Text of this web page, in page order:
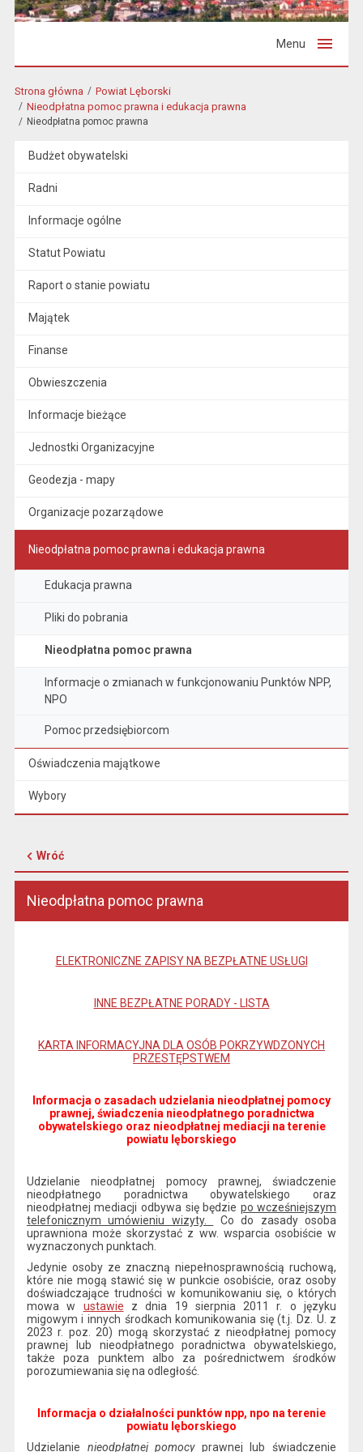
Menu
Strona główna
Powiat Lęborski
Nieodpłatna pomoc prawna i edukacja prawna
Nieodpłatna pomoc prawna
Budżet obywatelski
Radni
Informacje ogólne
Statut Powiatu
Raport o stanie powiatu
Majątek
Finanse
Obwieszczenia
Informacje bieżące
Jednostki Organizacyjne
Geodezja - mapy
Organizacje pozarządowe
Nieodpłatna pomoc prawna i edukacja prawna
Edukacja prawna
Pliki do pobrania
Nieodpłatna pomoc prawna
Informacje o zmianach w funkcjonowaniu Punktów NPP,
NPO
Pomoc przedsiębiorcom
Oświadczenia majątkowe
Wybory
Wróć
Nieodpłatna pomoc prawna
ELEKTRONICZNE ZAPISY NA BEZPŁATNE USŁUGI
INNE BEZPŁATNE PORADY - LISTA
KARTA INFORMACYJNA DLA OSÓB POKRZYWDZONYCH
PRZESTĘPSTWEM
Informacja o zasadach udzielania nieodpłatnej pomocy
prawnej, świadczenia nieodpłatnego poradnictwa
obywatelskiego oraz nieodpłatnej mediacji na terenie
powiatu lęborskiego
Udzielanie nieodpłatnej pomocy prawnej, świadczenie
nieodpłatnego poradnictwa obywatelskiego oraz
nieodpłatnej mediacji odbywa się będzie po wcześniejszym
telefonicznym umówieniu wizyty.
Co do zasady osoba
uprawniona może skorzystać z ww. wsparcia osobiście w
wyznaczonych punktach.
Jedynie osoby ze znaczną niepełnosprawnością ruchową,
które nie mogą stawić się w punkcie osobiście, oraz osoby
doświadczające trudności w komunikowaniu się, o których
mowa w ustawie z dnia 19 sierpnia 2011 r. o języku
migowym i innych środkach komunikowania się (t.j. Dz. U. z
2023 r. poz. 20) mogą skorzystać z nieodpłatnej pomocy
prawnej lub nieodpłatnego poradnictwa obywatelskiego,
także poza punktem albo za pośrednictwem środków
porozumiewania się na odległość.
Informacja o działalności punktów npp, npo na terenie
powiatu lęborskiego
Udzielanie nieodpłatnej pomocyprawnej lub świadczenie